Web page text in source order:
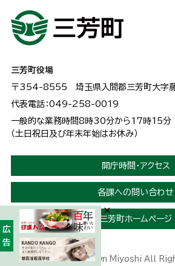
三芳町役場
〒354-8555 埼玉県入間郡三芳町大字
代表電話：049-258-0019
一般的な業務時間8時30分から17時15分
（土日祝日及び年末年始はお休み）
開庁時間・アクセス
各課への問い合わせ
三芳町ホームページ
広告
Copyright © Town Miyoshi All